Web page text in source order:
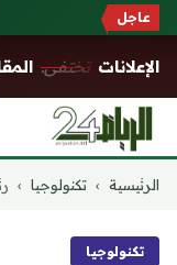
عاجل
الإعلانات تختفي.
التجاوز
الرئيسية › تكنولوجيا ›
تكنولوجيا